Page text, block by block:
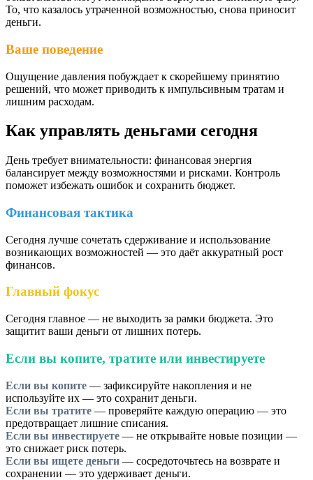
То, что казалось утраченной возможностью, снова приносит
деньги.
Ваше поведение
Ощущение давления побуждает к скорейшему принятию
решений, что может приводить к импульсивным тратам и
лишним расходам.
Как управлять деньгами сегодня
День требует внимательности: финансовая энергия
балансирует между возможностями и рисками. Контроль
поможет избежать ошибок и сохранить бюджет.
Финансовая тактика
Сегодня лучше сочетать сдерживание и использование
возникающих возможностей — это даёт аккуратный рост
финансов.
Главный фокус
Сегодня главное — не выходить за рамки бюджета. Это
защитит ваши деньги от лишних потерь.
Если вы копите, тратите или инвестируете
Если вы копите — зафиксируйте накопления и не
используйте их — это сохранит деньги.
Если вы тратите — проверяйте каждую операцию — это
предотвращает лишние списания.
Если вы инвестируете — не открывайте новые позиции —
это снижает риск потерь.
Если вы ищете деньги — сосредоточьтесь на возврате и
сохранении — это удерживает деньги.